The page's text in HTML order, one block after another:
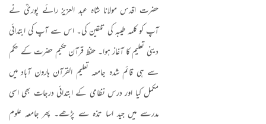
حضرت اقدس مولانا شاہ عبد العزیز رائے پوریؒ نے
آپ کو کلمہ طیبہ کی تلقین کی۔ اس سے آپ کی ابتدائی
دینی تعلیم کا آغاز ہوا۔ حفظ قرآن حکیم حضرت کے حکم
سے ہی قائم شدہ جامعہ تعلیم القرآن ہارون آباد میں
مکمل کیا اور درس نظامی کے ابتدائی درجات بھی اسی
مدرسے میں جید اسا تذہ سے پڑھے۔ پھر جامعہ علوم